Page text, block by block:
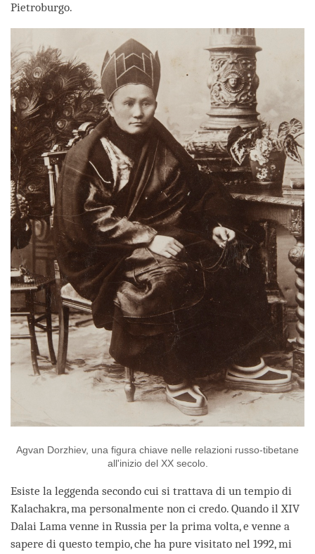
Pietroburgo.
Agvan Dorzhiev, una figura chiave nelle relazioni russo-tibetane
all'inizio del XX secolo.
Esiste la leggenda secondo cui si trattava di un tempio di
Kalachakra, ma personalmente non ci credo. Quando il XIV
Dalai Lama venne in Russia per la prima volta, e venne a
sapere di questo tempio, che ha pure visitato nel 1992, mi